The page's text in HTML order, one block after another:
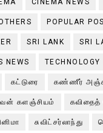
POPULAR
SRI LANK SRI
NEWS TECHNOLOGY
கட்டுரை கண்ணீர்
களஞ்சியம்
சுவிட்சர்லாந்து